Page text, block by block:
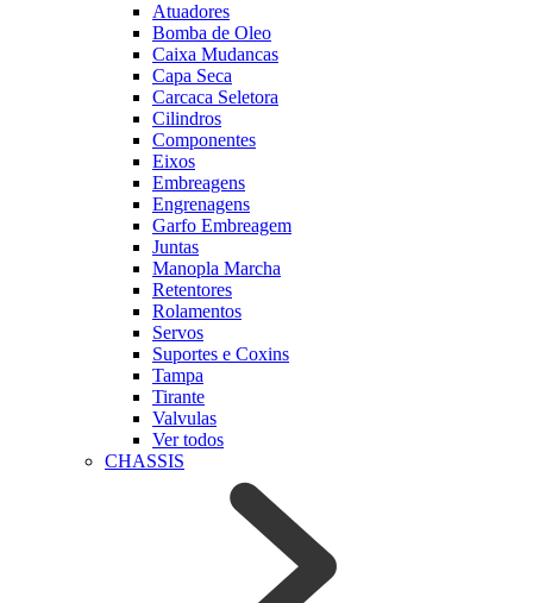
Atuadores
Bomba de Oleo
Caixa Mudancas
Capa Seca
Carcaca Seletora
Cilindros
Componentes
Eixos
Embreagens
Engrenagens
Garfo Embreagem
Juntas
Manopla Marcha
Retentores
Rolamentos
Servos
Suportes e Coxins
Tampa
Tirante
Valvulas
Ver todos
CHASSIS